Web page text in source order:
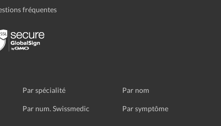
fréquentes
Par spécialité Par nom
Par num. Swissmedic Par symptôme